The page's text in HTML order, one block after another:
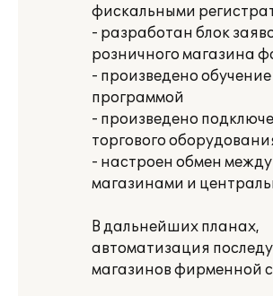
фискальными
- разработан блок
розничного магазина
- произведено
программой
- произведено
торгового
- настроен обмен между
магазинами и
В дальнейших планах,
автоматизация
магазинов фирменной